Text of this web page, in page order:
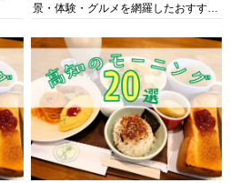
景・体験・グルメを網羅したおすすめ